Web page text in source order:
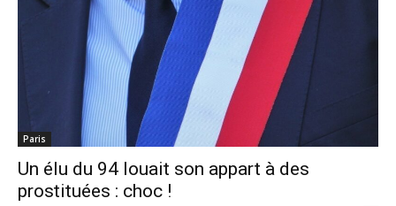
Paris
Un élu du 94 louait son appart à des
prostituées : choc !